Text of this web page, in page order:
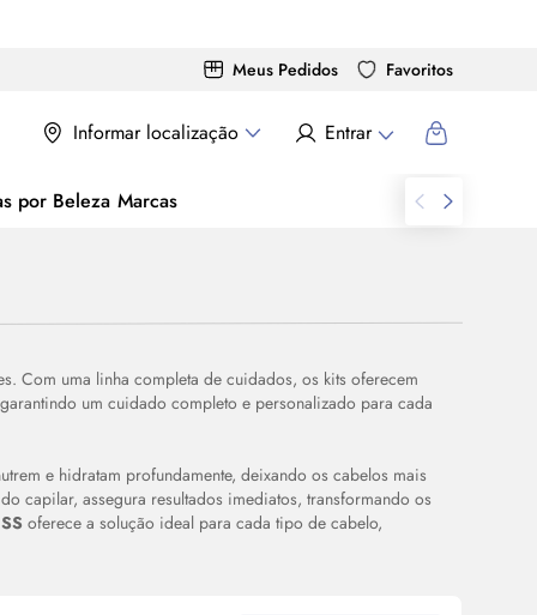
Meus Pedidos Favoritos
Informar localização Entrar
por Beleza Marcas
Com uma linha completa de cuidados, os kits oferecem
um cuidado completo e personalizado para cada
e hidratam profundamente, deixando os cabelos mais
capilar, assegura resultados imediatos, transformando os
oferece a solução ideal para cada tipo de cabelo,